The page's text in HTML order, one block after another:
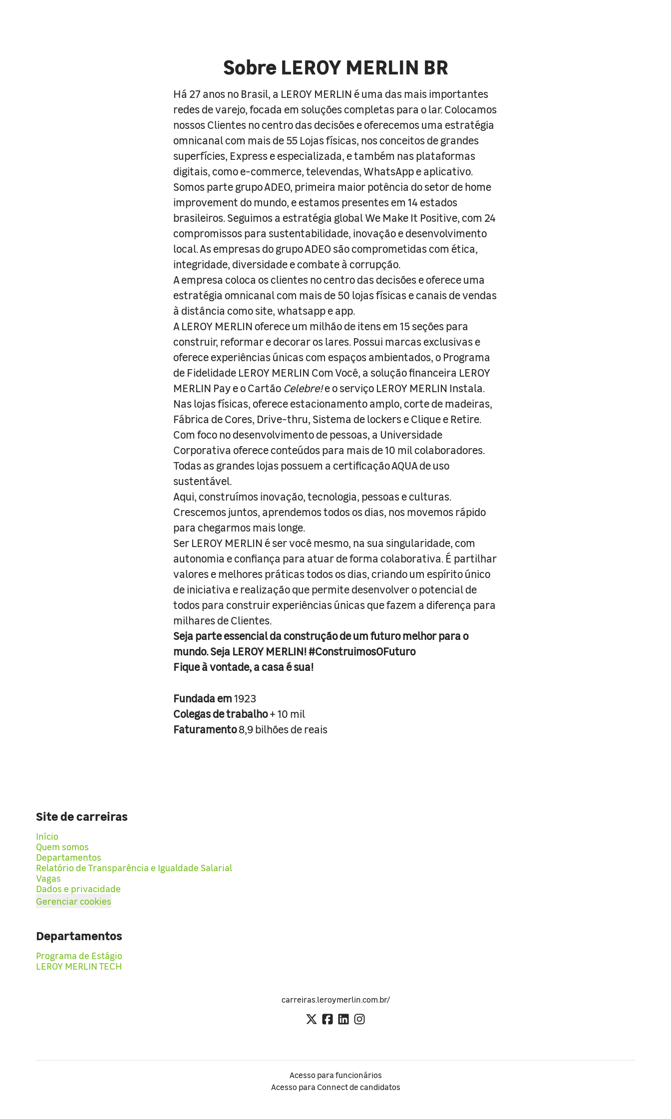
Sobre LEROY MERLIN BR
Há 27 anos no Brasil, a LEROY MERLIN é uma das mais importantes
redes de varejo, focada em soluções completas para o lar. Colocamos
nossos Clientes no centro das decisões e oferecemos uma estratégia
omnicanal com mais de 55 Lojas físicas, nos conceitos de grandes
superfícies, Express e especializada, e também nas plataformas
digitais, como e-commerce, televendas, WhatsApp e aplicativo.
Somos parte grupo ADEO, primeira maior potência do setor de home
improvement do mundo, e estamos presentes em 14 estados
brasileiros. Seguimos a estratégia global We Make It Positive, com 24
compromissos para sustentabilidade, inovação e desenvolvimento
local. As empresas do grupo ADEO são comprometidas com ética,
integridade, diversidade e combate à corrupção.
A empresa coloca os clientes no centro das decisões e oferece uma
estratégia omnicanal com mais de 50 lojas físicas e canais de vendas
à distância como site, whatsapp e app.
A LEROY MERLIN oferece um milhão de itens em 15 seções para
construir, reformar e decorar os lares. Possui marcas exclusivas e
oferece experiências únicas com espaços ambientados, o Programa
de Fidelidade LEROY MERLIN Com Você, a solução financeira LEROY
MERLIN Pay e o Cartão Celebre!e o serviço LEROY MERLIN Instala.
Nas lojas físicas, oferece estacionamento amplo, corte de madeiras,
Fábrica de Cores, Drive-thru, Sistema de lockers e Clique e Retire.
Com foco no desenvolvimento de pessoas, a Universidade
Corporativa oferece conteúdos para mais de 10 mil colaboradores.
Todas as grandes lojas possuem a certificação AQUA de uso
sustentável.
Aqui, construímos inovação, tecnologia, pessoas e culturas.
Crescemos juntos, aprendemos todos os dias, nos movemos rápido
para chegarmos mais longe.
Ser LEROY MERLIN é ser você mesmo, na sua singularidade, com
autonomia e confiança para atuar de forma colaborativa. É partilhar
valores e melhores práticas todos os dias, criando um espírito único
de iniciativa e realização que permite desenvolver o potencial de
todos para construir experiências únicas que fazem a diferença para
milhares de Clientes.
Seja parte essencial da construção de um futuro melhor para o
mundo. Seja LEROY MERLIN! #ConstruimosOFuturo
Fique à vontade, a casa é sua!
Fundada em1923
Colegas de trabalho+ 10 mil
Faturamento8,9 bilhões de reais
Site de carreiras
Início
Quem somos
Departamentos
Relatório de Transparência e Igualdade Salarial
Vagas
Dados e privacidade
Gerenciar cookies
Departamentos
Programa de Estágio
LEROY MERLIN TECH
carreiras.leroymerlin.com.br/
Acesso para funcionários
Acesso para Connect de candidatos